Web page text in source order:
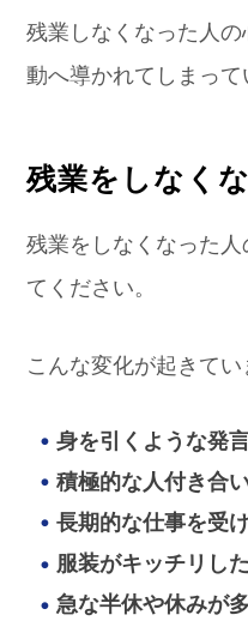
残業しなくなった人
動へ導かれてしまって
残業をしなく
残業をしなくなった
てください。
こんな変化が起きてい
身を引くような発
積極的な人付き合
長期的な仕事を受
服装がキッチリし
急な半休や休みが